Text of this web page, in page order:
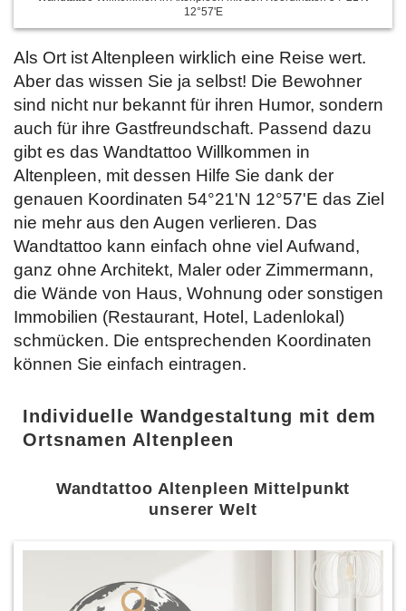
12°57'E
Als Ort ist Altenpleen wirklich eine Reise wert.
Aber das wissen Sie ja selbst! Die Bewohner
sind nicht nur bekannt für ihren Humor, sondern
auch für ihre Gastfreundschaft. Passend dazu
gibt es das Wandtattoo Willkommen in
Altenpleen, mit dessen Hilfe Sie dank der
genauen Koordinaten 54°21'N 12°57'E das Ziel
nie mehr aus den Augen verlieren. Das
Wandtattoo kann einfach ohne viel Aufwand,
ganz ohne Architekt, Maler oder Zimmermann,
die Wände von Haus, Wohnung oder sonstigen
Immobilien (Restaurant, Hotel, Ladenlokal)
schmücken. Die entsprechenden Koordinaten
können Sie einfach eintragen.
Individuelle Wandgestaltung mit dem
Ortsnamen Altenpleen
Wandtattoo Altenpleen Mittelpunkt
unserer Welt